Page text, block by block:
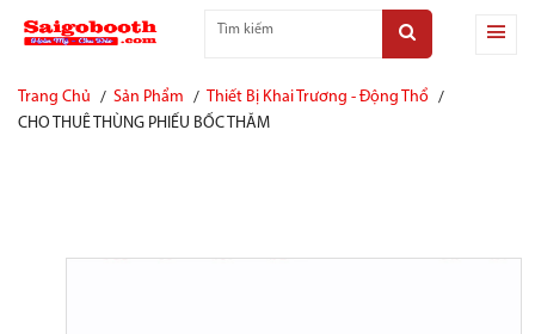
Trang Chủ Sản Phẩm
Thiết Bị Khai Trương - Động Thổ
CHO THUÊ THÙNG PHIẾU BỐC THĂM